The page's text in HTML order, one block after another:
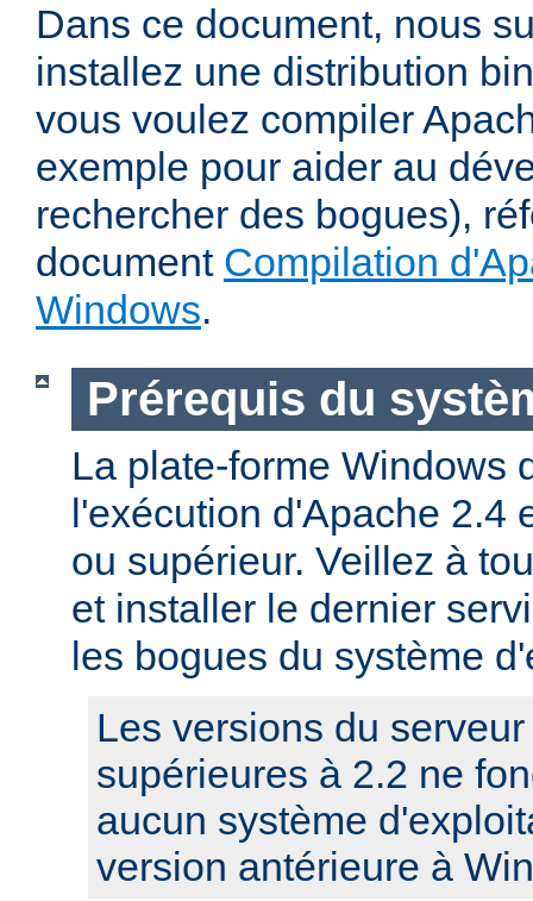
Dans ce document, nous
installez une distribution
vous voulez compiler
exemple pour aider au
rechercher des bogues),
document Compilation
Windows.
Prérequis du
La plate-forme Windows
l'exécution d'Apache 2.4
ou supérieur. Veillez à
et installer le dernier
les bogues du système
Les versions du
supérieures à 2.2 ne
aucun système
version antérieure à